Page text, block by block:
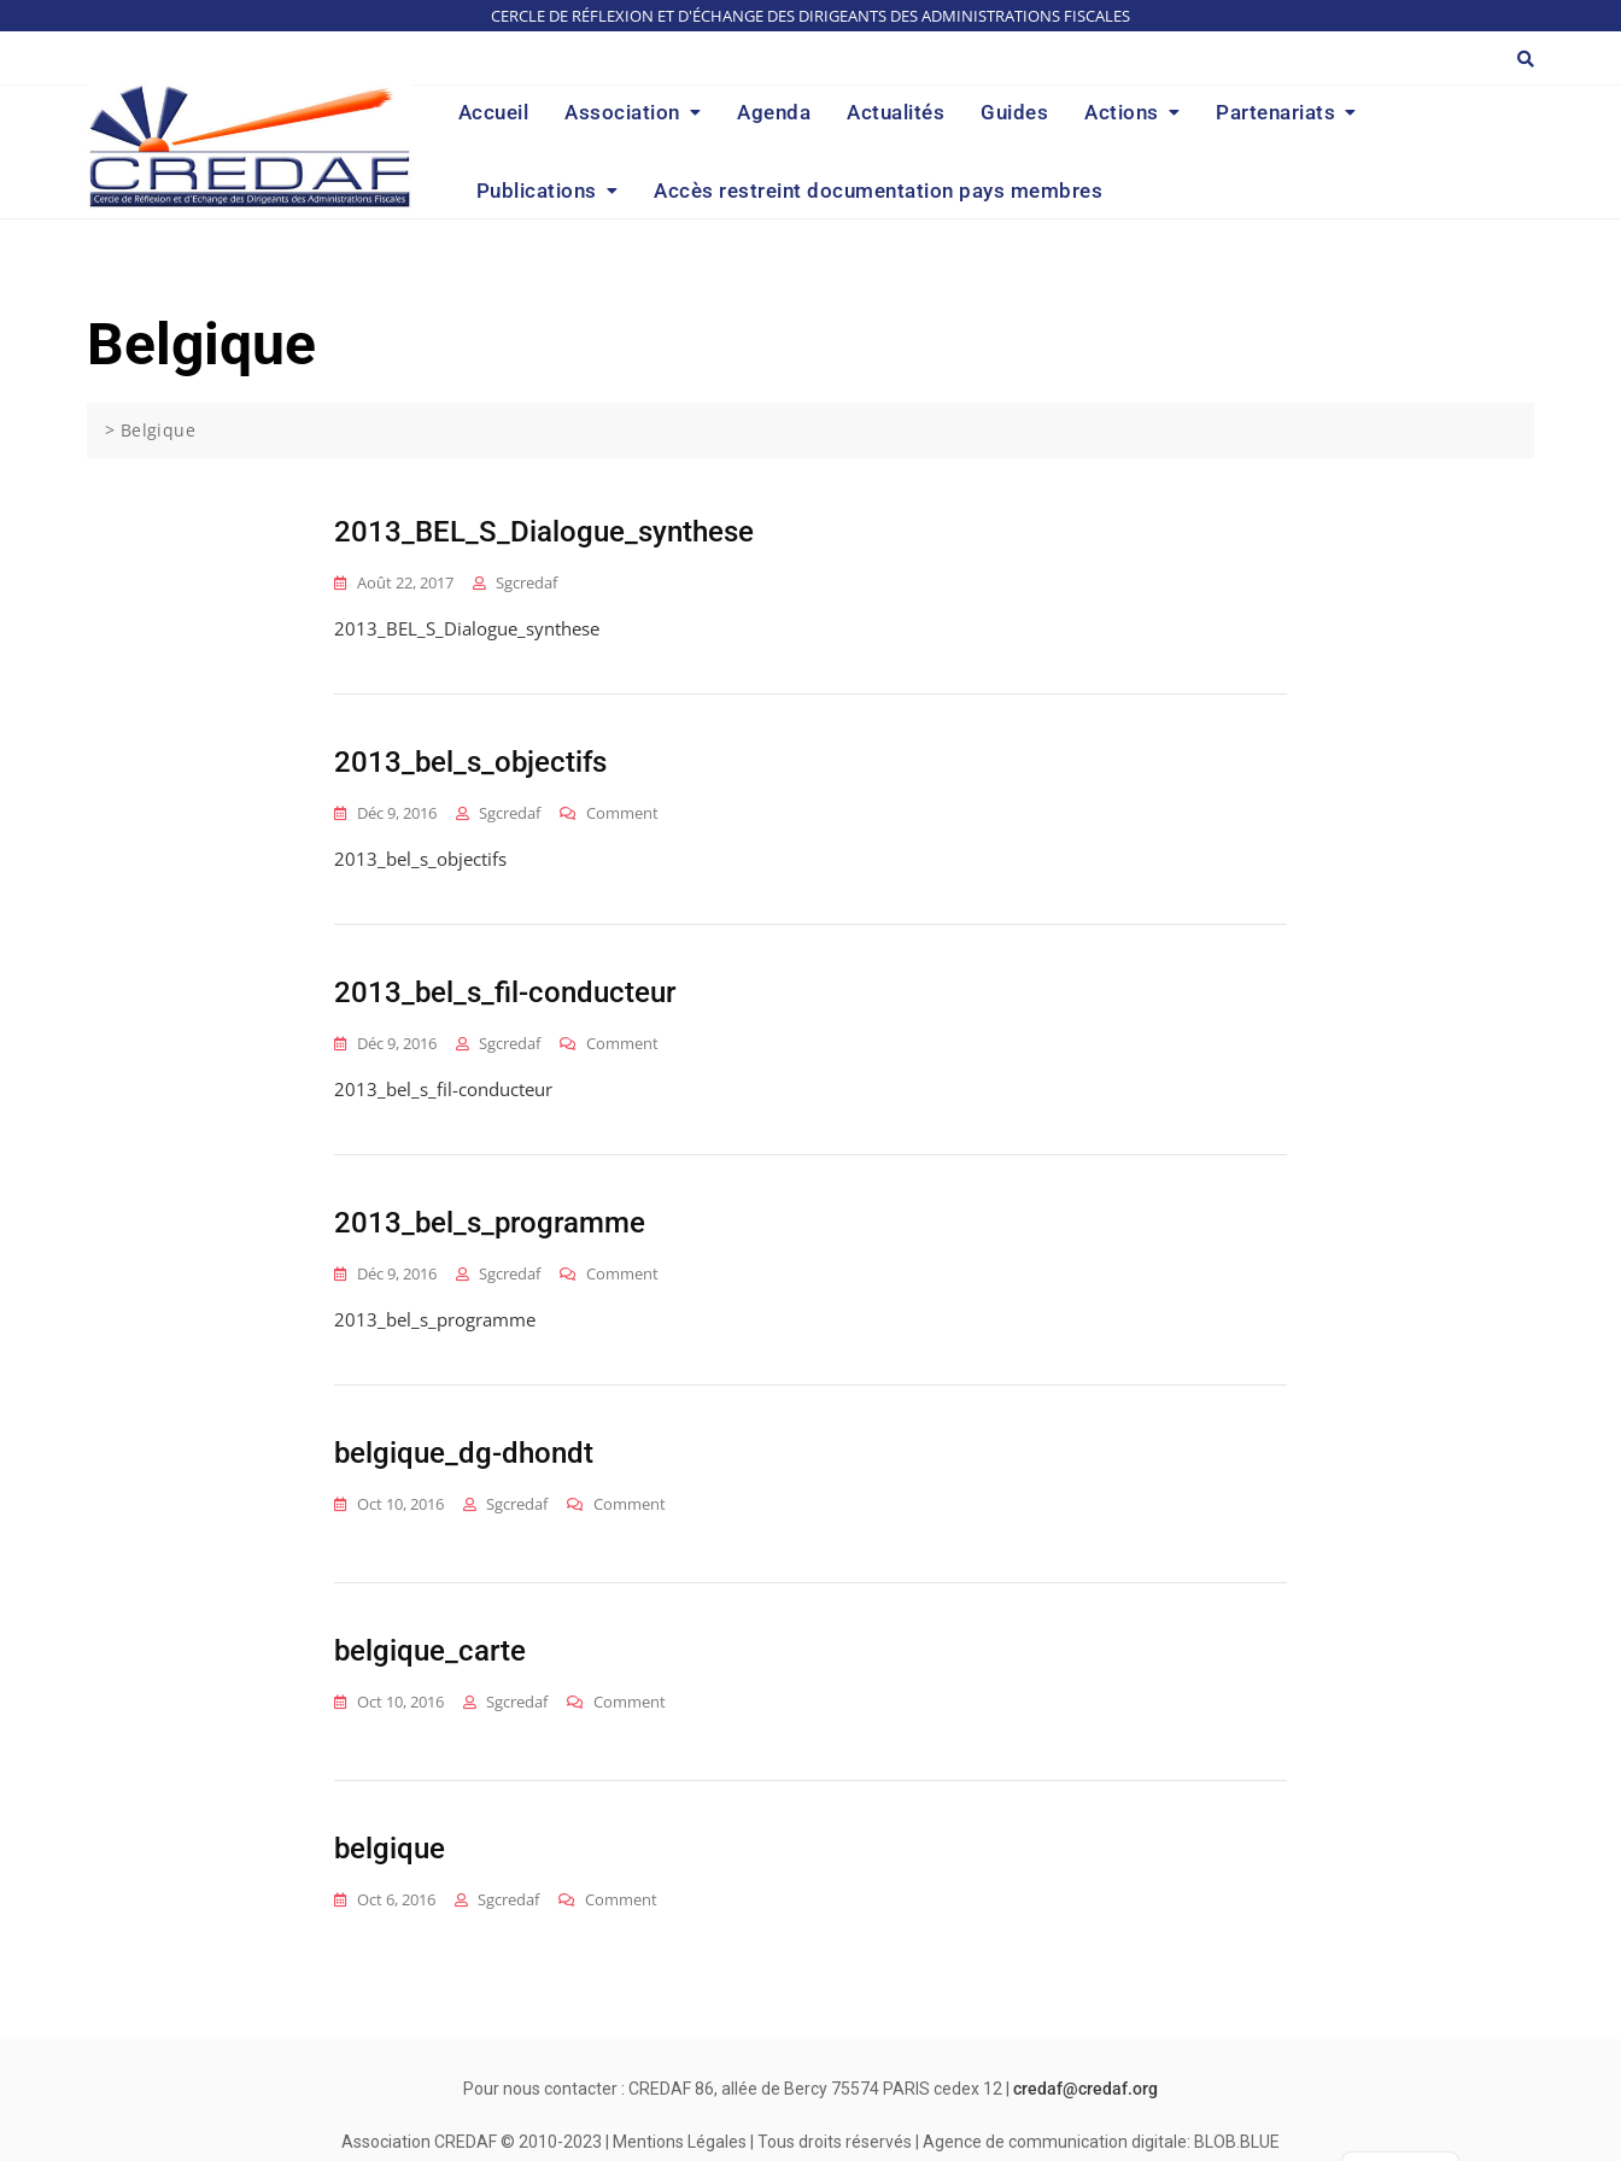
CERCLE DE RÉFLEXION ET D'ÉCHANGE DES DIRIGEANTS DES ADMINISTRATIONS FISCALES
Accueil Association Agenda Actualités Guides Actions Partenariats
Publications Accès restreint documentation pays membres
Belgique
> Belgique
2013_BEL_S_Dialogue_synthese
Août 22, 2017 Sgcredaf
2013_BEL_S_Dialogue_synthese
2013_bel_s_objectifs
Déc 9, 2016 Sgcredaf CommentOn
2013_bel_s_objectifs
2013_bel_s_fil-conducteur
Déc 9, 2016 Sgcredaf CommentOn
2013_bel_s_fil-conducteur
2013_bel_s_programme
Déc 9, 2016 Sgcredaf CommentOn
2013_bel_s_programme
belgique_dg-dhondt
Oct 10, 2016 Sgcredaf CommentOn
belgique_carte
Oct 10, 2016 Sgcredaf CommentOn
belgique
Oct 6, 2016 Sgcredaf CommentOn
Pour nous contacter : CREDAF 86, allée de Bercy 75574 PARIS cedex 12 | credaf@credaf.org
Association CREDAF © 2010-2023 | Mentions Légales | Tous droits réservés | Agence de communication digitale: BLOB.BLUE